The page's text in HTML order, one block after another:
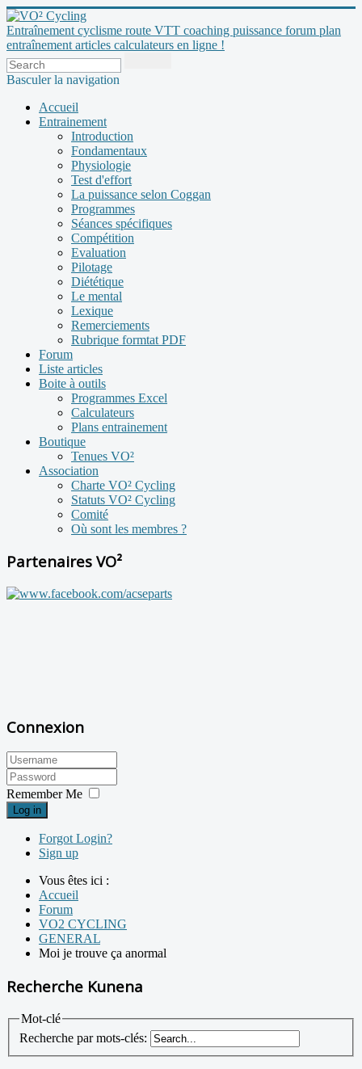
Entraînement cyclisme route VTT coaching puissance forum plan
entraînement articles calculateurs en ligne !
Basculer la navigation
Accueil
Entrainement
Introduction
Fondamentaux
Physiologie
Test d'effort
La puissance selon Coggan
Programmes
Séances spécifiques
Compétition
Evaluation
Pilotage
Diététique
Le mental
Lexique
Remerciements
Rubrique formtat PDF
Forum
Liste articles
Boite à outils
Programmes Excel
Calculateurs
Plans entrainement
Boutique
Tenues VO²
Association
Charte VO² Cycling
Statuts VO² Cycling
Comité
Où sont les membres ?
Partenaires VO²
Connexion
Remember Me
Log in
Forgot Login?
Sign up
Vous êtes ici :
Accueil
Forum
VO2 CYCLING
GENERAL
Moi je trouve ça anormal
Recherche Kunena
Mot-clé
Recherche par mots-clés: